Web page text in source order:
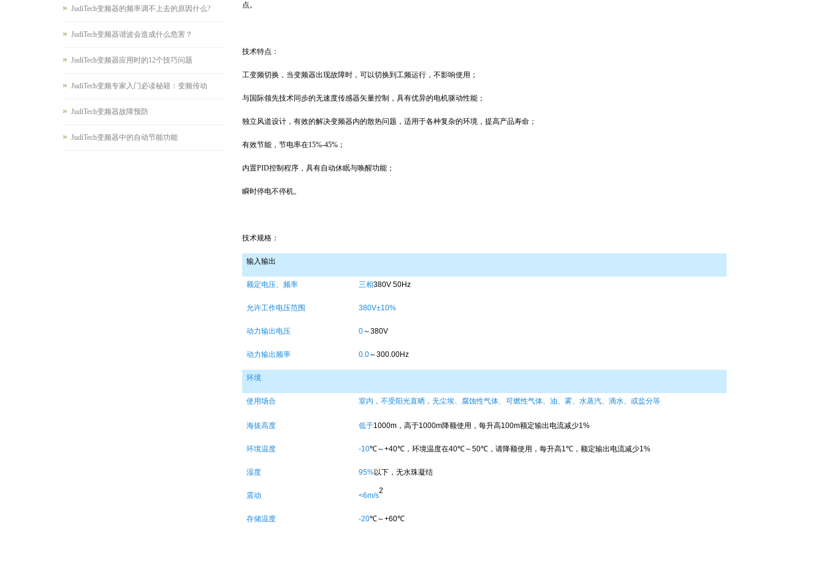
点。
技术特点：
工变频切换，当变频器出现故障时，可以切换到工频运行，不影响使用；
与国际领先技术同步的无速度传感器矢量控制，具有优异的电机驱动性能；
独立风道设计，有效的解决变频器内的散热问题，适用于各种复杂的环境，提高产品寿命；
有效节能，节电率在15%-45%；
内置PID控制程序，具有自动休眠与唤醒功能；
瞬时停电不停机。
技术规格：
输入输出
额定电压、频率 三相380V 50Hz
允许工作电压范围 380V±10%
动力输出电压 0～380V
动力输出频率 0.0～300.00Hz
环境
使用场合 室内，不受阳光直晒，无尘埃、腐蚀性气体、可燃性气体、油、雾、水蒸汽、滴水、或盐分等
海拔高度 低于1000m，高于1000m降额使用，每升高100m额定输出电流减少1%
环境温度 -10℃～+40℃，环境温度在40℃～50℃，请降额使用，每升高1℃，额定输出电流减少1%
湿度 95%以下，无水珠凝结
震动 <6m/s
2
存储温度 -20℃～+60℃
JudiTech变频器的频率调不上去的原因什么?
JudiTech变频器谐波会造成什么危害？
JudiTech变频器应用时的12个技巧问题
JudiTech变频专家入门必读秘籍：变频传动
JudiTech变频器故障预防
JudiTech变频器中的自动节能功能